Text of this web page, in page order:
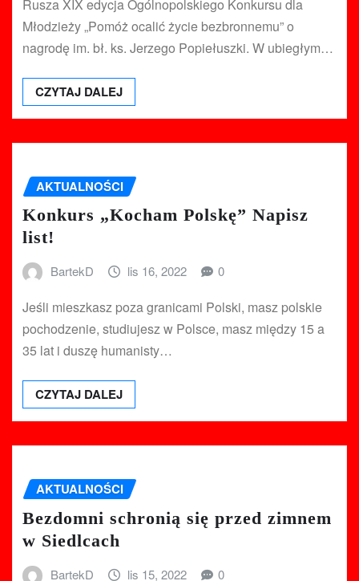
Rusza XIX edycja Ogólnopolskiego Konkursu dla
Młodzieży „Pomóż ocalić życie bezbronnemu” o
nagrodę im. bł. ks. Jerzego Popiełuszki. W ubiegłym…
CZYTAJ DALEJ
AKTUALNOŚCI
Konkurs „Kocham Polskę” Napisz
list!
BartekD lis 16, 2022 0
Jeśli mieszkasz poza granicami Polski, masz polskie
pochodzenie, studiujesz w Polsce, masz między 15 a
35 lat i duszę humanisty…
CZYTAJ DALEJ
AKTUALNOŚCI
Bezdomni schronią się przed zimnem
w Siedlcach
BartekD lis 15, 2022 0